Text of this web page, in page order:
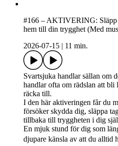
#166 – AKTIVERING: Släpp
hem till din trygghet (Med
2026-07-15
11 min.
Svartsjuka handlar sällan om
handlar ofta om rädslan att
räcka till.
I den här aktiveringen får du
försöker skydda dig, släppa
tillbaka till tryggheten i dig
En mjuk stund för dig som
djupare känsla av att du alltid